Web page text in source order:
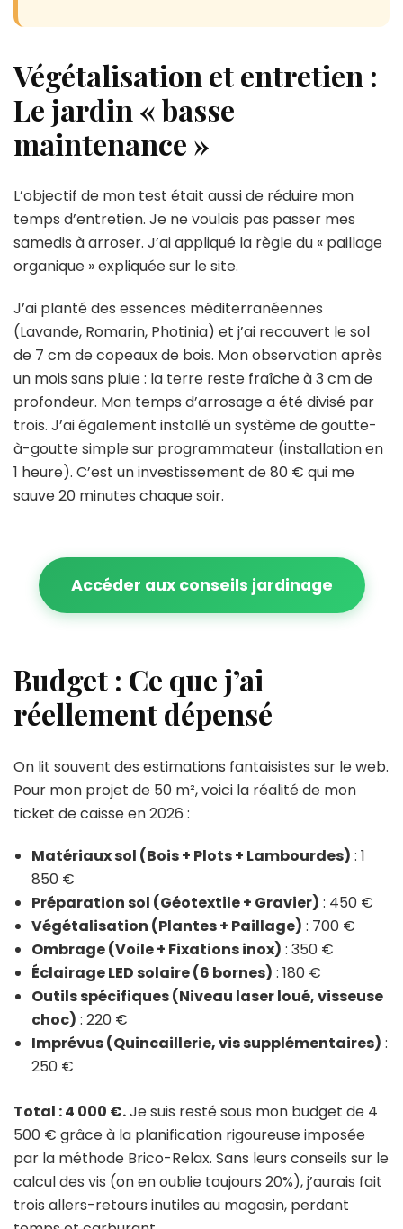
Végétalisation et entretien :
Le jardin « basse
maintenance »
L’objectif de mon test était aussi de réduire mon
temps d’entretien. Je ne voulais pas passer mes
samedis à arroser. J’ai appliqué la règle du « paillage
organique » expliquée sur le site.
J’ai planté des essences méditerranéennes
(Lavande, Romarin, Photinia) et j’ai recouvert le sol
de 7 cm de copeaux de bois. Mon observation après
un mois sans pluie : la terre reste fraîche à 3 cm de
profondeur. Mon temps d’arrosage a été divisé par
trois. J’ai également installé un système de goutte-
à-goutte simple sur programmateur (installation en
1 heure). C’est un investissement de 80 € qui me
sauve 20 minutes chaque soir.
Accéder aux conseils jardinage
Budget : Ce que j’ai
réellement dépensé
On lit souvent des estimations fantaisistes sur le web.
Pour mon projet de 50 m², voici la réalité de mon
ticket de caisse en 2026 :
Matériaux sol (Bois + Plots + Lambourdes) : 1
850 €
Préparation sol (Géotextile + Gravier) : 450 €
Végétalisation (Plantes + Paillage) : 700 €
Ombrage (Voile + Fixations inox) : 350 €
Éclairage LED solaire (6 bornes) : 180 €
Outils spécifiques (Niveau laser loué, visseuse
choc) : 220 €
Imprévus (Quincaillerie, vis supplémentaires) :
250 €
Total : 4 000 €.Je suis resté sous mon budget de 4
500 € grâce à la planification rigoureuse imposée
par la méthode Brico-Relax. Sans leurs conseils sur le
calcul des vis (on en oublie toujours 20%), j’aurais fait
trois allers-retours inutiles au magasin, perdant